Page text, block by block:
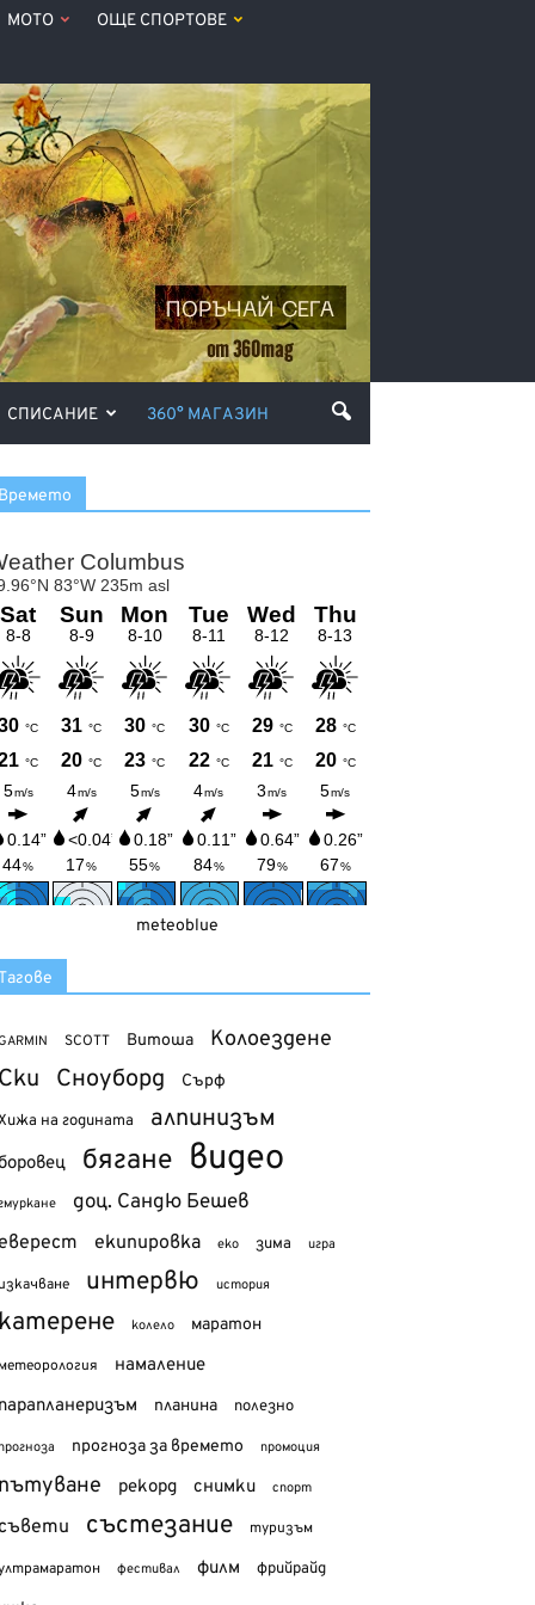
МОТО ОЩЕ СПОРТОВЕ
СПИСАНИЕ 360° МАГАЗИН
meteoblue
SCOTT Витоша Колоездене
Сноуборд Сърф
на годината алпинизъм
бягане видео
доц. Сандю Бешев
екипировка еко зима игра
интервю история
колело маратон
намаление
планина полезно
прогноза за времето промоция
рекорд снимки спорт
състезание туризъм
фестивал филм фрийрайд